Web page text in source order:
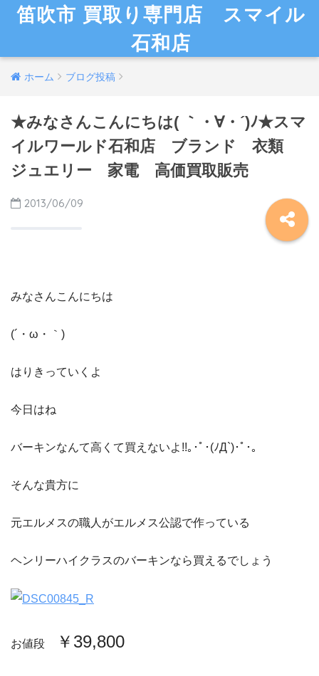
笛吹市 買取り専門店 スマイル
石和店
ホーム ブログ投稿
★みなさんこんにちは( ｀・∀・´)ﾉ★スマ
イルワールド石和店 ブランド 衣類
ジュエリー 家電 高価買取販売
2013/06/09
みなさんこんにちは
(´・ω・｀)
はりきっていくよ
今日はね
バーキンなんて高くて買えないよ!!｡･ﾟ･(ﾉД`)･ﾟ･｡
そんな貴方に
元エルメスの職人がエルメス公認で作っている
ヘンリーハイクラスのバーキンなら買えるでしょう
お値段 ￥39,800